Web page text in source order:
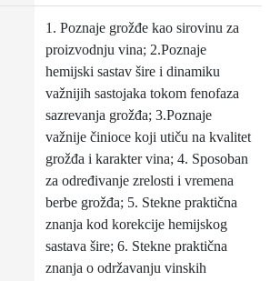
1. Poznaje grožđe kao sirovinu za
proizvodnju vina; 2.Poznaje
hemijski sastav šire i dinamiku
važnijih sastojaka tokom fenofaza
sazrevanja grožđa; 3.Poznaje
važnije činioce koji utiču na kvalitet
grožđa i karakter vina; 4. Sposoban
za određivanje zrelosti i vremena
berbe grožđa; 5. Stekne praktična
znanja kod korekcije hemijskog
sastava šire; 6. Stekne praktična
znanja o održavanju vinskih